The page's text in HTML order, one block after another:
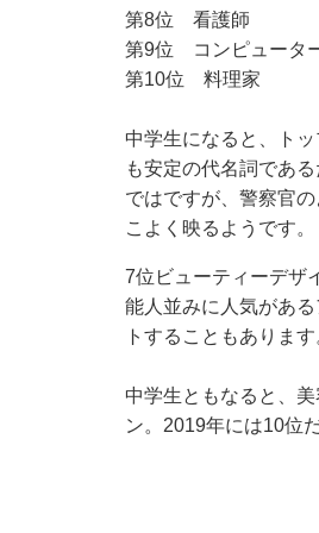
第8位 看護師
第9位 コンピュータ
第10位 料理家
中学生になると、ト
も安定の代名詞であ
ではですが、警察官
こよく映るようです。
7位ビューティーデザ
能人並みに人気があ
トすることもあります
中学生ともなると、
ン。2019年には10位